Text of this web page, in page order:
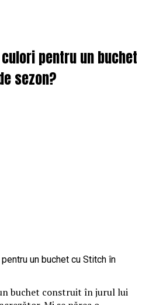
pentru un buchet
sezon?
buchet construit în jurul lui